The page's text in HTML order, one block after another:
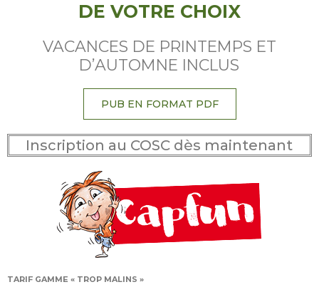
DE VOTRE CHOIX
VACANCES DE PRINTEMPS ET
D’AUTOMNE INCLUS
PUB EN FORMAT PDF
Inscription au COSC dès maintenant
TARIF GAMME « TROP MALINS »